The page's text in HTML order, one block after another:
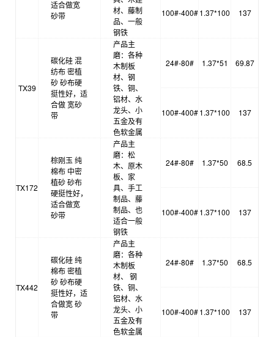
适合做宽
砂带
材、藤制
品、一般
钢铁
100#-400# 1.37*100 137
TX39
碳化硅 混
纺布 密植
砂 砂布硬
挺性好，适
合做 宽砂
带
产品主
磨：各种
木制板
材、钢
铁、铜、
铝材、水
龙头、小
五金及有
色软金属
24#-80# 1.37*51 69.87
100#-400# 1.37*100 137
TX172
棕刚玉 纯
棉布 中密
植砂 砂布
硬挺性好，
适合做宽
砂带
产品主
磨：松
木、原木
板、家
具、手工
制品、藤
制品、也
适合一般
钢铁
24#-80# 1.37*50 68.5
100#-400# 1.37*100 137
TX442
碳化硅 纯
棉布 密植
砂 砂布硬
挺性好，适
合做宽 砂
带
产品主
磨：各种
木制板
材、 钢
铁、铜、
铝材、水
龙头、小
五金及有
色软金属
24#-80# 1.37*50 68.5
100#-400# 1.37*100 137